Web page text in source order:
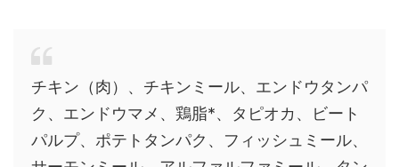
チキン（肉）、チキンミール、エンドウタンパ
ク、エンドウマメ、鶏脂*、タピオカ、ビート
パルプ、ポテトタンパク、フィッシュミール、